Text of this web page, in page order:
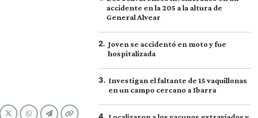
accidente en la 205 a la altura de
General Alvear
2. Joven se accidentó en moto y fue
hospitalizada
3. Investigan el faltante de 15 vaquillonas
en un campo cercano a Ibarra